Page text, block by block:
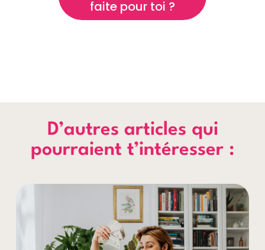
faite pour toi ?
D’autres articles qui
pourraient t’intéresser :